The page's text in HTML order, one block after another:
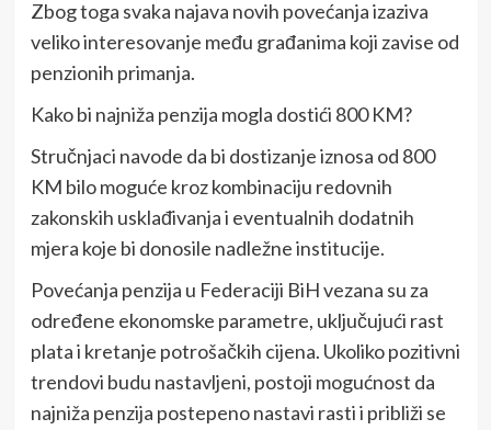
Zbog toga svaka najava novih povećanja izaziva
veliko interesovanje među građanima koji zavise od
penzionih primanja.
Kako bi najniža penzija mogla dostići 800 KM?
Stručnjaci navode da bi dostizanje iznosa od 800
KM bilo moguće kroz kombinaciju redovnih
zakonskih usklađivanja i eventualnih dodatnih
mjera koje bi donosile nadležne institucije.
Povećanja penzija u Federaciji BiH vezana su za
određene ekonomske parametre, uključujući rast
plata i kretanje potrošačkih cijena. Ukoliko pozitivni
trendovi budu nastavljeni, postoji mogućnost da
najniža penzija postepeno nastavi rasti i približi se